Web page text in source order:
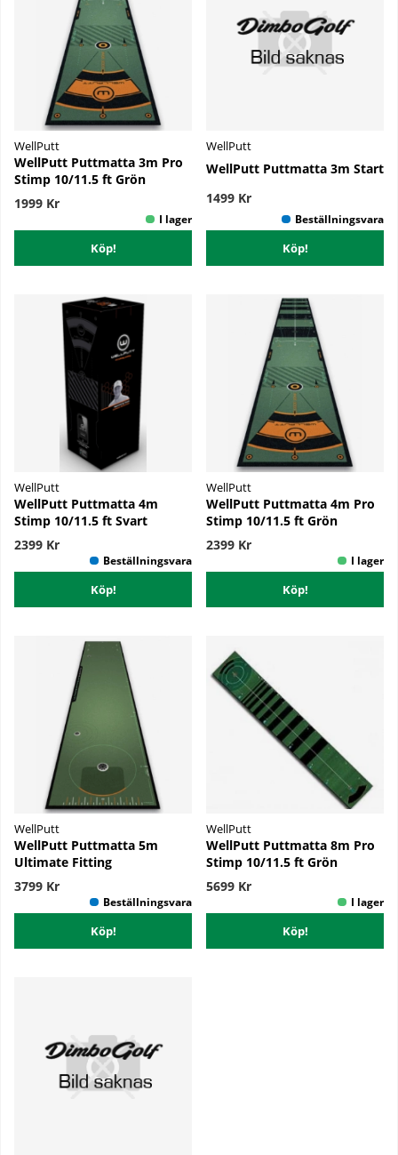
WellPutt
WellPutt Puttmatta 3m Pro
Stimp 10/11.5 ft Grön
1999 Kr
Köp!
WellPutt
WellPutt Puttmatta 3m Start
1499 Kr
Köp!
WellPutt
WellPutt Puttmatta 4m
Stimp 10/11.5 ft Svart
2399 Kr
Köp!
WellPutt
WellPutt Puttmatta 4m Pro
Stimp 10/11.5 ft Grön
2399 Kr
Köp!
WellPutt
WellPutt Puttmatta 5m
Ultimate Fitting
3799 Kr
Köp!
WellPutt
WellPutt Puttmatta 8m Pro
Stimp 10/11.5 ft Grön
5699 Kr
Köp!